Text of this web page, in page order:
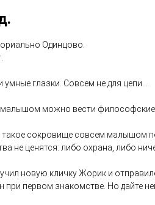
Одинцово.
глазки. Совсем не для цепи...
можно вести философские
сокровище совсем малышом
не ценятся: либо охрана, либо
новую кличку Жорик и
при первом знакомстве. Но дайте